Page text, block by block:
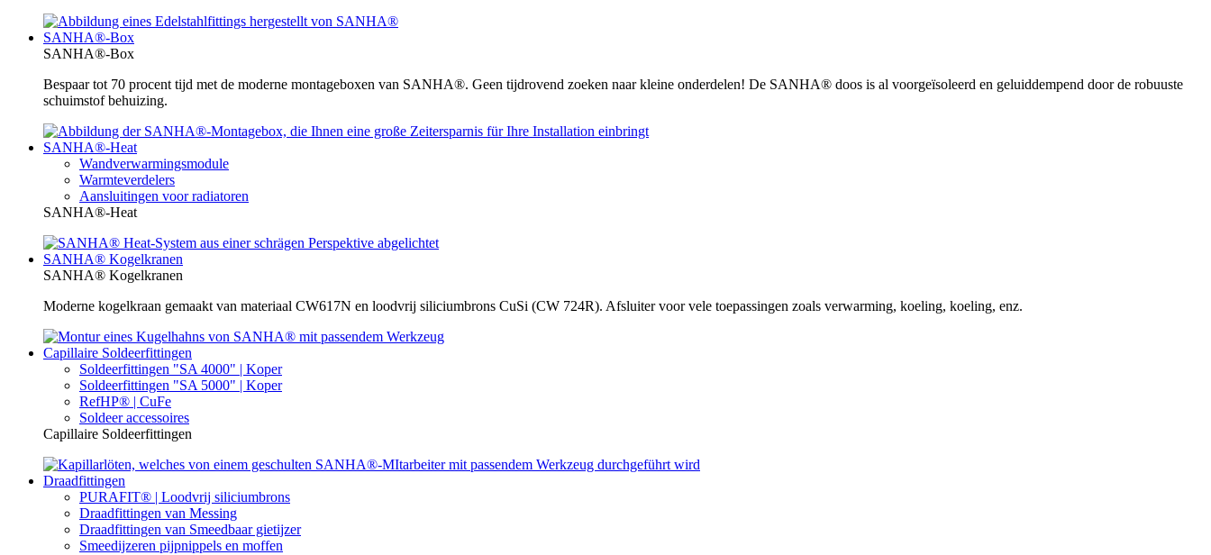
SANHA®-Box
SANHA®-Box
Bespaar tot 70 procent tijd met de moderne montageboxen van SANHA®. Geen tijdrovend zoeken naar kleine onderdelen! De SANHA® doos is al voorgeïsoleerd en geluiddempend door de robuuste
schuimstof behuizing.
SANHA®-Heat
Wandverwarmingsmodule
Warmteverdelers
Aansluitingen voor radiatoren
SANHA®-Heat
SANHA® Kogelkranen
SANHA® Kogelkranen
Moderne kogelkraan gemaakt van materiaal CW617N en loodvrij siliciumbrons CuSi (CW 724R). Afsluiter voor vele toepassingen zoals verwarming, koeling, koeling, enz.
Capillaire Soldeerfittingen
Soldeerfittingen "SA 4000" | Koper
Soldeerfittingen "SA 5000" | Koper
RefHP® | CuFe
Soldeer accessoires
Capillaire Soldeerfittingen
Draadfittingen
PURAFIT® | Loodvrij siliciumbrons
Draadfittingen van Messing
Draadfittingen van Smeedbaar gietijzer
Smeedijzeren pijpnippels en moffen